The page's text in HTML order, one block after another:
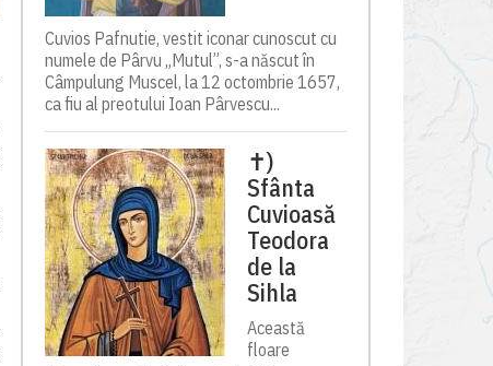
Cuvios Pafnutie, vestit iconar cunoscut cu
numele de Pârvu „Mutul”, s-a născut în
Câmpulung Muscel, la 12 octombrie 1657,
ca fiu al preotului Ioan Pârvescu...
✝)
Sfânta
Cuvioasă
Teodora
de la
Sihla
Această
floare